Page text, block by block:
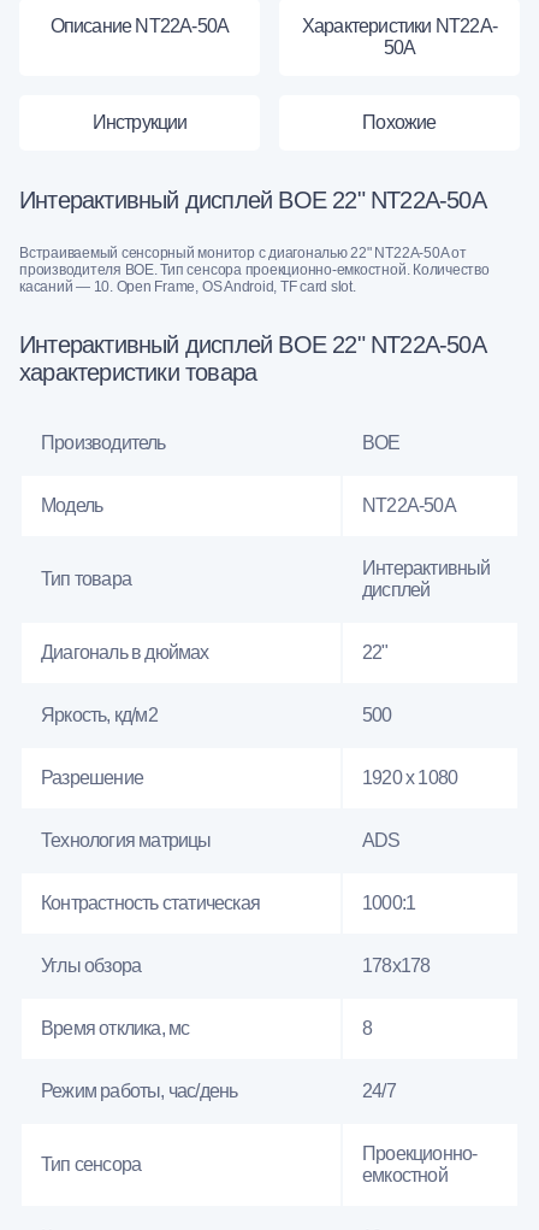
Описание NT22A-50A
Характеристики NT22A-
50A
Инструкции Похожие
Интерактивный дисплей BOE 22" NT22A-50A
Встраиваемый сенсорный монитор с диагональю 22" NT22A-50A от
производителя BOE. Тип сенсора проекционно-емкостной. Количество
касаний — 10. Open Frame, OS Android, TF card slot.
Интерактивный дисплей BOE 22" NT22A-50A
характеристики товара
Производитель BOE
Модель NT22A-50A
Тип товара
Интерактивный
дисплей
Диагональ в дюймах 22"
Яркость, кд/м2 500
Разрешение 1920 x 1080
Технология матрицы ADS
Контрастность статическая 1000:1
Углы обзора 178x178
Время отклика, мс 8
Режим работы, час/день 24/7
Тип сенсора
Проекционно-
емкостной